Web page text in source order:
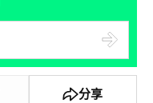
分享